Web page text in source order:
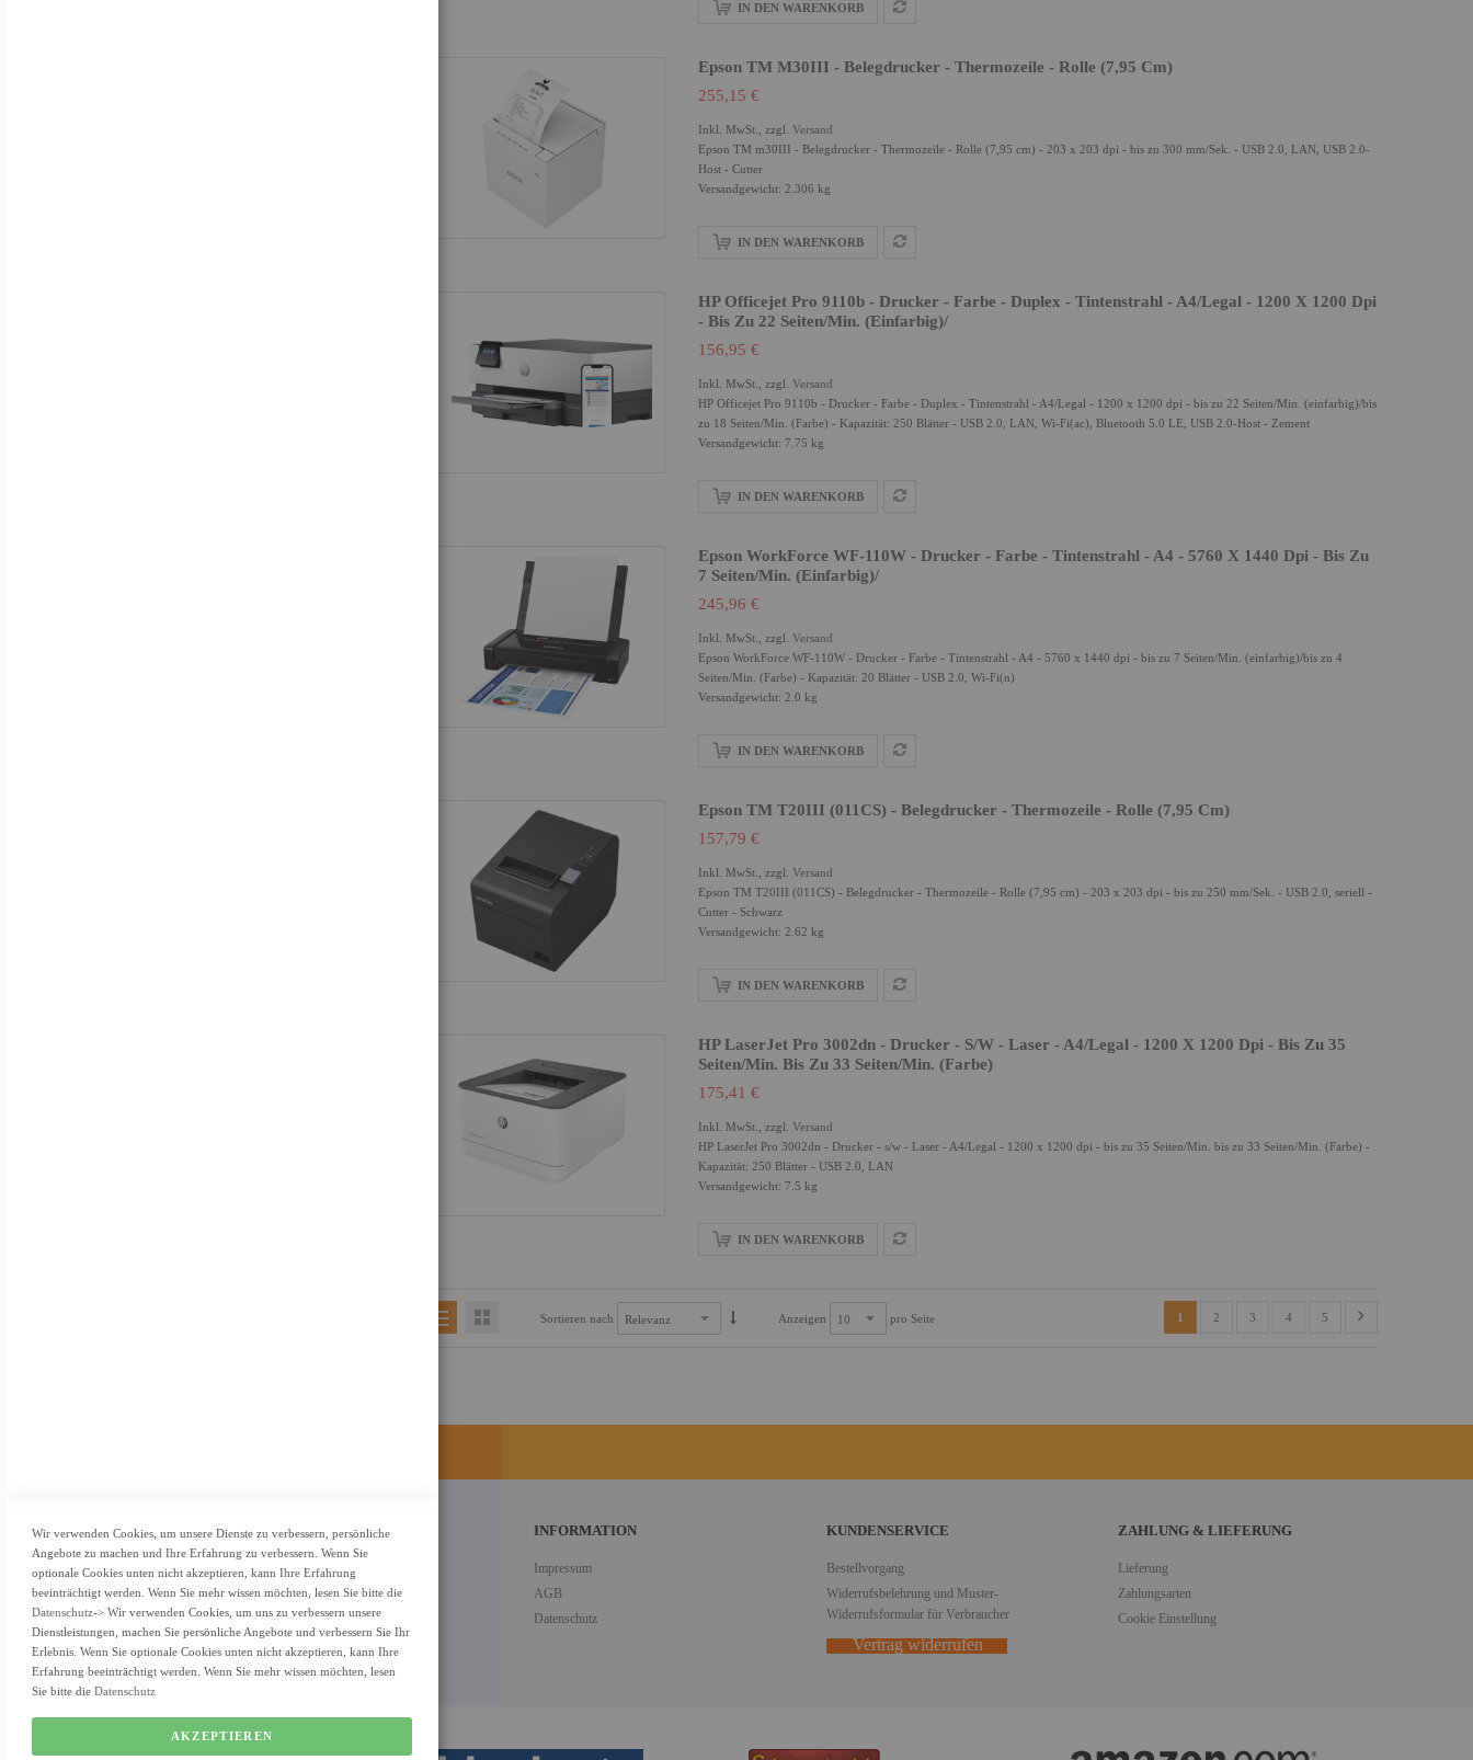
IN DEN WARENKORB
Epson TM M30III - Belegdrucker - Thermozeile - Rolle (7,95 Cm)
255,15 €
Inkl. MwSt., zzgl. Versand
Epson TM m30III - Belegdrucker - Thermozeile - Rolle (7,95 cm) - 203 x 203 dpi - bis zu 300 mm/Sek. - USB 2.0, LAN, USB 2.0-
Host - Cutter
Versandgewicht: 2.306 kg
IN DEN WARENKORB
HP Officejet Pro 9110b - Drucker - Farbe - Duplex - Tintenstrahl - A4/Legal - 1200 X 1200 Dpi
- Bis Zu 22 Seiten/Min. (einfarbig)/
156,95 €
Inkl. MwSt., zzgl. Versand
HP Officejet Pro 9110b - Drucker - Farbe - Duplex - Tintenstrahl - A4/Legal - 1200 x 1200 dpi - bis zu 22 Seiten/Min. (einfarbig)/bis
zu 18 Seiten/Min. (Farbe) - Kapazität: 250 Blätter - USB 2.0, LAN, Wi-Fi(ac), Bluetooth 5.0 LE, USB 2.0-Host - Zement
Versandgewicht: 7.75 kg
IN DEN WARENKORB
Epson WorkForce WF-110W - Drucker - Farbe - Tintenstrahl - A4 - 5760 X 1440 Dpi - Bis Zu
7 Seiten/Min. (einfarbig)/
245,96 €
Inkl. MwSt., zzgl. Versand
Epson WorkForce WF-110W - Drucker - Farbe - Tintenstrahl - A4 - 5760 x 1440 dpi - bis zu 7 Seiten/Min. (einfarbig)/bis zu 4
Seiten/Min. (Farbe) - Kapazität: 20 Blätter - USB 2.0, Wi-Fi(n)
Versandgewicht: 2.0 kg
IN DEN WARENKORB
Epson TM T20III (011CS) - Belegdrucker - Thermozeile - Rolle (7,95 Cm)
157,79 €
Inkl. MwSt., zzgl. Versand
Epson TM T20III (011CS) - Belegdrucker - Thermozeile - Rolle (7,95 cm) - 203 x 203 dpi - bis zu 250 mm/Sek. - USB 2.0, seriell -
Cutter - Schwarz
Versandgewicht: 2.62 kg
IN DEN WARENKORB
HP LaserJet Pro 3002dn - Drucker - S/w - Laser - A4/Legal - 1200 X 1200 Dpi - Bis Zu 35
Seiten/Min. Bis Zu 33 Seiten/Min. (Farbe)
175,41 €
Inkl. MwSt., zzgl. Versand
HP LaserJet Pro 3002dn - Drucker - s/w - Laser - A4/Legal - 1200 x 1200 dpi - bis zu 35 Seiten/Min. bis zu 33 Seiten/Min. (Farbe) -
Kapazität: 250 Blätter - USB 2.0, LAN
Versandgewicht: 7.5 kg
IN DEN WARENKORB
Sortieren nach Anzeigen pro Seite 1 2 3 4 5
KONTAKT
Adresse: Zimbelstrasse 26/13127 Berlin
Berlin, Deutschland
Email: info@f-m-shop.de
INFORMATION
Impressum
AGB
Datenschutz
KUNDENSERVICE
Bestellvorgang
Widerrufsbelehrung und Muster-
Widerrufsformular für Verbraucher
Vertrag widerrufen
ZAHLUNG & LIEFERUNG
Lieferung
Zahlungsarten
Cookie Einstellung
Wir verwenden Cookies, um unsere Dienste zu verbessern, persönliche
Angebote zu machen und Ihre Erfahrung zu verbessern. Wenn Sie
optionale Cookies unten nicht akzeptieren, kann Ihre Erfahrung
beeinträchtigt werden. Wenn Sie mehr wissen möchten, lesen Sie bitte die
Datenschutz-> Wir verwenden Cookies, um uns zu verbessern unsere
Dienstleistungen, machen Sie persönliche Angebote und verbessern Sie Ihr
Erlebnis. Wenn Sie optionale Cookies unten nicht akzeptieren, kann Ihre
Erfahrung beeinträchtigt werden. Wenn Sie mehr wissen möchten, lesen
Sie bitte die Datenschutz
AKZEPTIEREN